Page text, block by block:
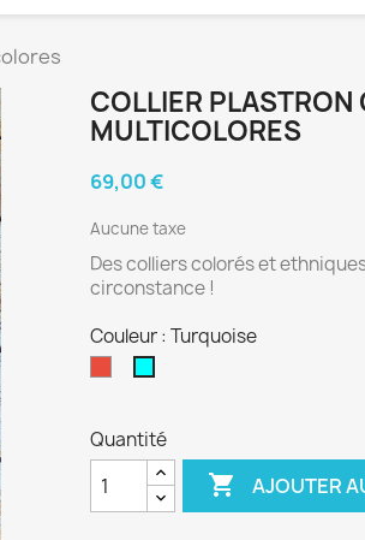
COLLIER PLASTRON
MULTICOLORES
69,00 €
Aucune taxe
Des colliers colorés et
circonstance !
Couleur : Turquoise
Quantité
 AJOUTER